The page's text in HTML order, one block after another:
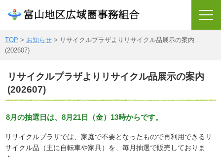
ごみの受入れについて
施設のご紹介
各所属からのご案内
TOP > お知らせ > リサイクルプラザよりリサイクル品展示の案内
(202607)
リサイクルプラザよりリサイクル品展示の案内
(202607)
8月の抽選日は、8月21日（金）13時からです。
リサイクルプラザでは、家庭で不要となったもので再利用できるリ
サイクル品（主に自転車や家具）を、毎月抽選で販売しておりま